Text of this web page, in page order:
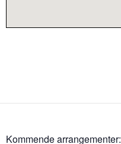
Kommende arrangementer: